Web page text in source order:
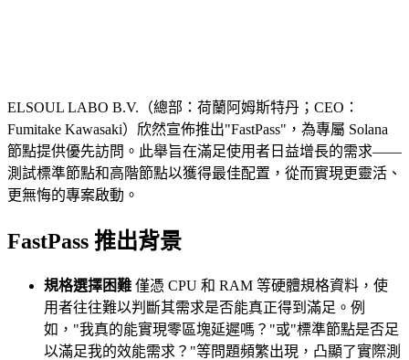
ELSOUL LABO B.V.（總部：荷蘭阿姆斯特丹；CEO：
Fumitake Kawasaki）欣然宣佈推出"FastPass"，為專屬 Solana
節點提供優先訪問。此舉旨在滿足使用者日益增長的需求——
測試標準節點和高階節點以獲得最佳配置，從而實現更靈活、
更無悔的專案啟動。
FastPass 推出背景
規格選擇困難 僅憑 CPU 和 RAM 等硬體規格資料，使
用者往往難以判斷其需求是否能真正得到滿足。例
如，"我真的能實現零區塊延遲嗎？"或"標準節點是否足
以滿足我的效能需求？"等問題頻繁出現，凸顯了實際測